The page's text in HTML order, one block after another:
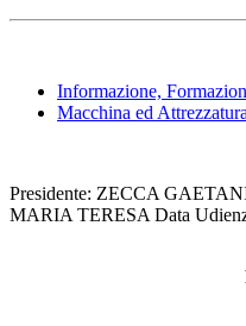
Informazione,
Macchina ed
Presidente: ZECCA
MARIA TERESA Data